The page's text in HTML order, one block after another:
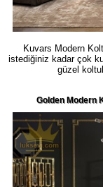
Kuvars Modern
istediğiniz kadar çok
güzel
Golden Modern